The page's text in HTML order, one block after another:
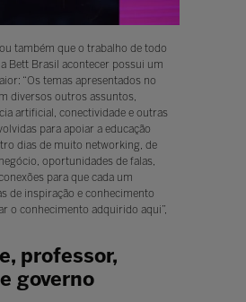
também que o trabalho de todo
Bett Brasil acontecer possui um
“Os temas apresentados no
diversos outros assuntos,
artificial, conectividade e outras
para apoiar a educação
dias de muito networking, de
oportunidades de falas,
para que cada um
de inspiração e conhecimento
o conhecimento adquirido aqui”,
professor,
governo